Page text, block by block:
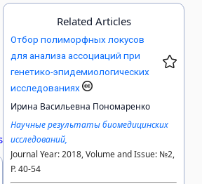
Related Articles
Отбор полиморфных локусов
для анализа ассоциаций при
генетико-эпидемиологических
исследованиях
Ирина Васильевна Пономаренко
Научные результаты биомедицинских
исследований,
Journal Year: 2018, Volume and Issue: №2,
P. 40-54